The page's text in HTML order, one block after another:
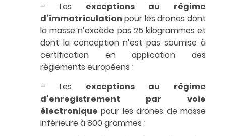
– Les exceptions au régime
d’immatriculation pour les drones dont
la masse n’excède pas 25 kilogrammes et
dont la conception n’est pas soumise à
certification en application des
règlements européens ;
– Les exceptions au régime
d’enregistrement par voie
électronique pour les drones de masse
inférieure à 800 grammes ;